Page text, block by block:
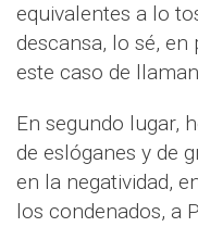
equivalentes a lo
descansa, lo sé,
este caso de llaman
En segundo lugar,
de eslóganes y de
en la negatividad,
los condenados, a